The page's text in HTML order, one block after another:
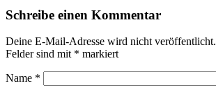
Schreibe einen Kommentar
Deine E-Mail-Adresse wird nicht veröffentlicht.
Felder sind mit * markiert
Name *